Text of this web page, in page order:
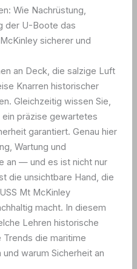
Wie Nachrüstung,
der U-Boote das
sicherer und
an Deck, die salzige Luft
Knarren historischer
Gleichzeitig wissen Sie,
präzise gewartetes
garantiert. Genau hier
Wartung und
an — und es ist nicht nur
die unsichtbare Hand, die
Mt McKinley
macht. In diesem
Lehren historische
Trends die maritime
warum Sicherheit an